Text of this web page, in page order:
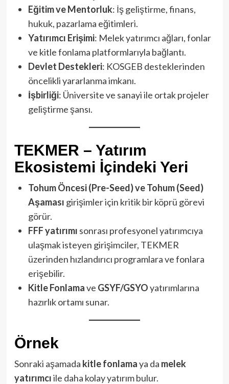
Eğitim ve Mentorluk: İş geliştirme, finans,
hukuk, pazarlama eğitimleri.
Yatırımcı Erişimi: Melek yatırımcı ağları, fonlar
ve kitle fonlama platformlarıyla bağlantı.
Devlet Destekleri: KOSGEB desteklerinden
öncelikli yararlanma imkanı.
İşbirliği: Üniversite ve sanayi ile ortak projeler
geliştirme şansı.
TEKMER – Yatırım
Ekosistemi İçindeki Yeri
Tohum Öncesi (Pre-Seed) ve Tohum (Seed)
Aşaması girişimler için kritik bir köprü görevi
görür.
FFF yatırımı sonrası profesyonel yatırımcıya
ulaşmak isteyen girişimciler, TEKMER
üzerinden hızlandırıcı programlara ve fonlara
erişebilir.
Kitle Fonlamave GSYF/GSYOyatırımlarına
hazırlık ortamı sunar.
Örnek
Sonraki aşamada kitle fonlamaya da melek
yatırımcıile daha kolay yatırım bulur.